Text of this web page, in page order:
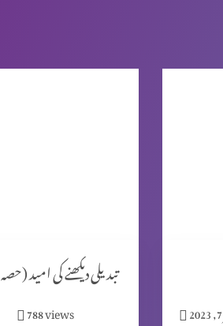
تبدیلی دیکھنے کی امید (حصہ 1)
788views